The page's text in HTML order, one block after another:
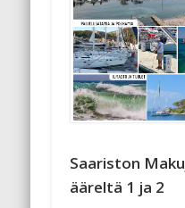
Saariston
ääreltä 1 ja 2